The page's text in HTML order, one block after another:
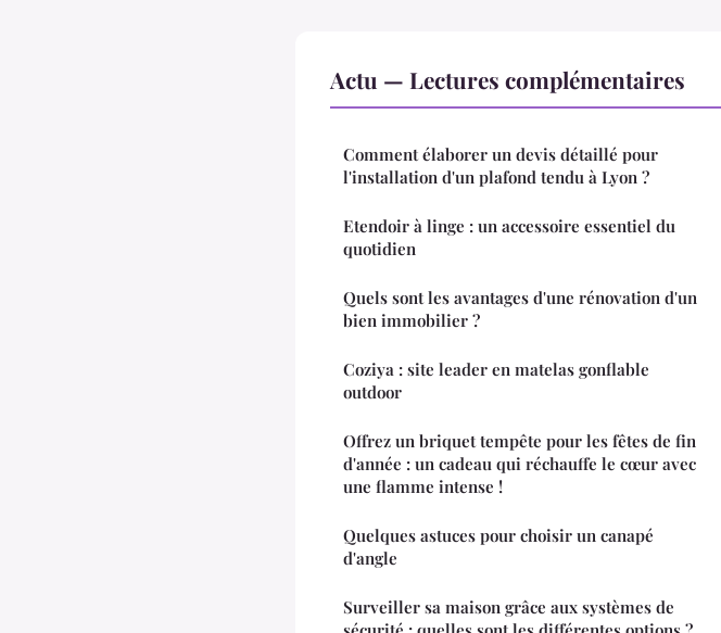
Actu — Lectures complémentaires
Comment élaborer un devis détaillé pour
l'installation d'un plafond tendu à Lyon ?
Etendoir à linge : un accessoire essentiel du
quotidien
Quels sont les avantages d'une rénovation d'un
bien immobilier ?
Coziya : site leader en matelas gonflable
outdoor
Offrez un briquet tempête pour les fêtes de fin
d'année : un cadeau qui réchauffe le cœur avec
une flamme intense !
Quelques astuces pour choisir un canapé
d'angle
Surveiller sa maison grâce aux systèmes de